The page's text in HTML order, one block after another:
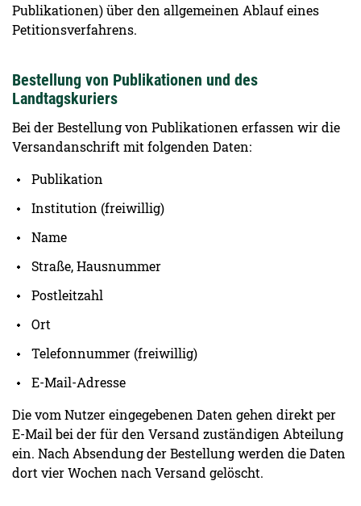
Publikationen) über den allgemeinen Ablauf eines
Petitionsverfahrens.
Bestellung von Publikationen und des
Landtagskuriers
Bei der Bestellung von Publikationen erfassen wir die
Versandanschrift mit folgenden Daten:
Publikation
Institution (freiwillig)
Name
Straße, Hausnummer
Postleitzahl
Ort
Telefonnummer (freiwillig)
E-Mail-Adresse
Die vom Nutzer eingegebenen Daten gehen direkt per
E-Mail bei der für den Versand zuständigen Abteilung
ein. Nach Absendung der Bestellung werden die Daten
dort vier Wochen nach Versand gelöscht.